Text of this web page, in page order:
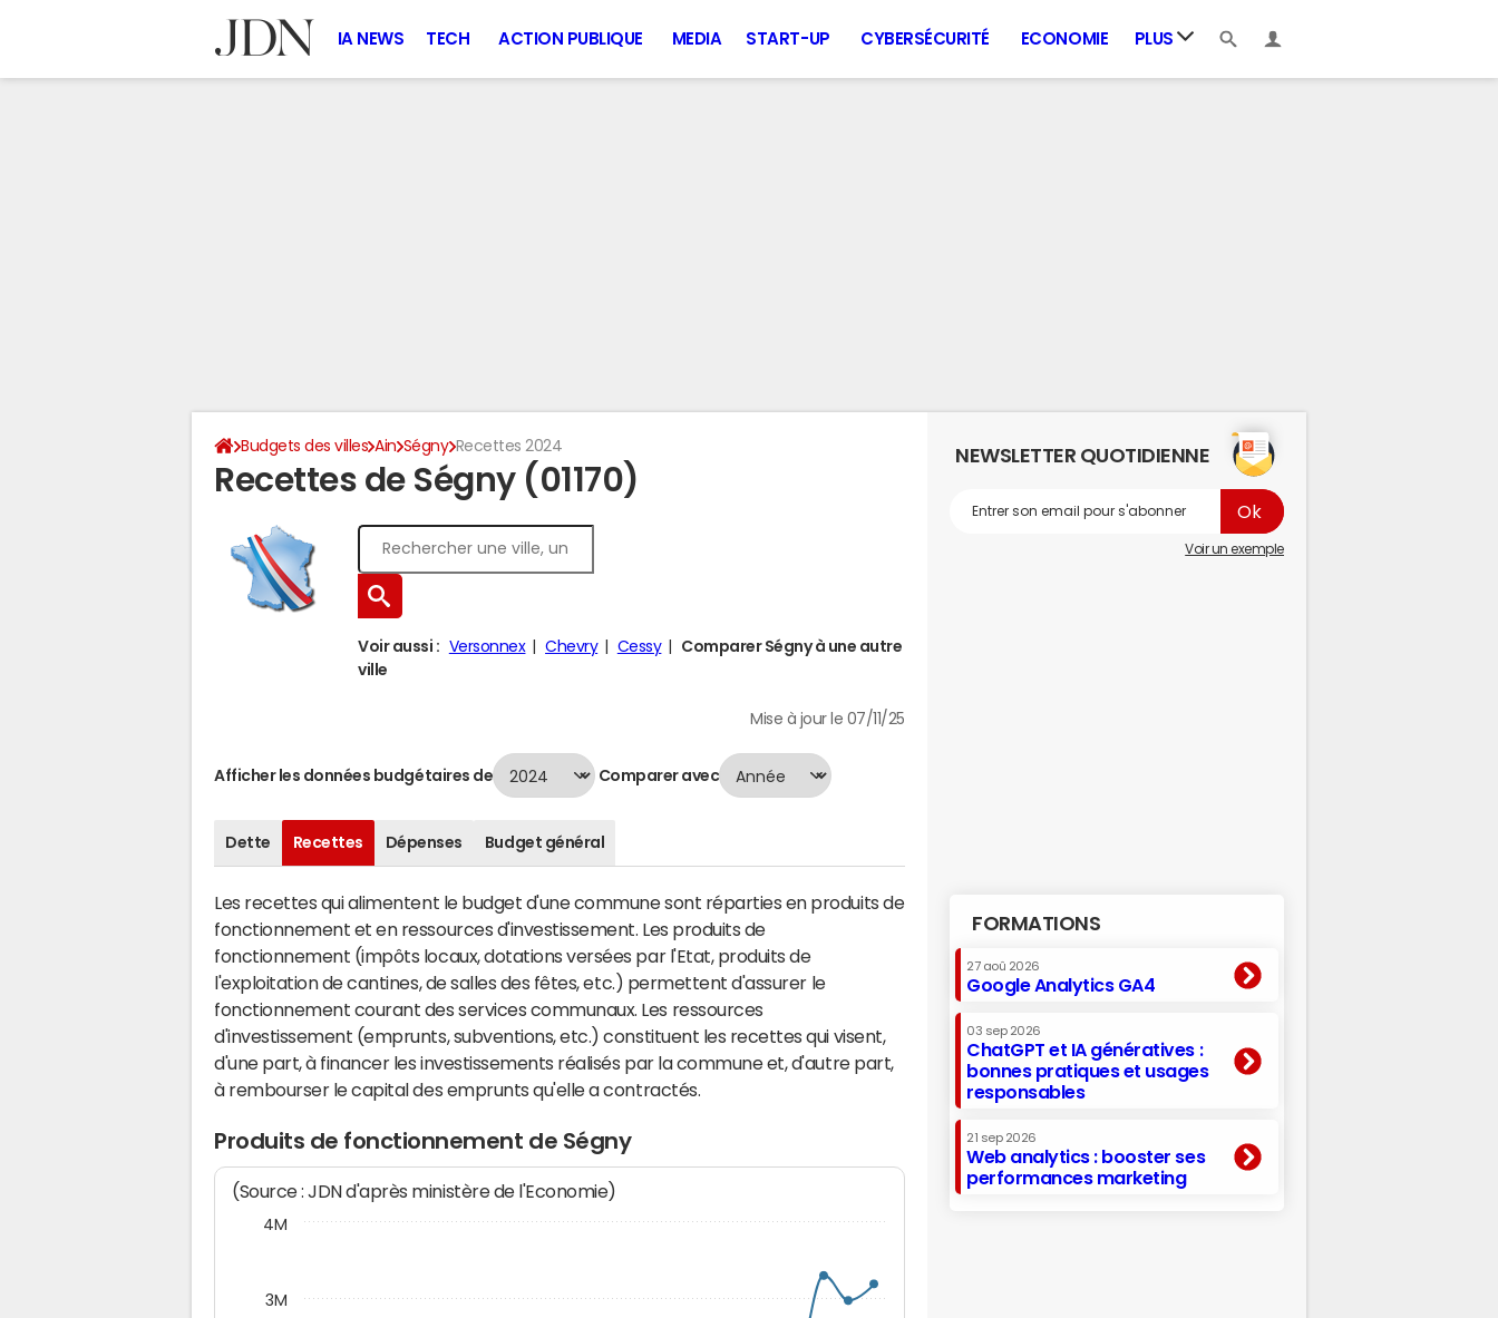
IA NEWS TECH ACTION PUBLIQUE MEDIA START-UP CYBERSÉCURITÉ ECONOMIE PLUS
Budgets des villes Ain Ségny Recettes 2024
Recettes de Ségny (01170)
Voir aussi : Versonnex Chevry Cessy
Comparer Ségny à une autre
ville
Mise à jour le 07/11/25
Afficher les données budgétaires de Comparer avec
Dette Recettes Dépenses Budget général
Les recettes qui alimentent le budget d'une commune sont réparties en produits de
fonctionnement et en ressources d'investissement. Les produits de
fonctionnement (impôts locaux, dotations versées par l'Etat, produits de
l'exploitation de cantines, de salles des fêtes, etc.) permettent d'assurer le
fonctionnement courant des services communaux. Les ressources
d'investissement (emprunts, subventions, etc.) constituent les recettes qui visent,
d'une part, à financer les investissements réalisés par la commune et, d'autre part,
à rembourser le capital des emprunts qu'elle a contractés.
Produits de fonctionnement de Ségny
(Source : JDN d'après ministère de l'Economie)
3M
4M
NEWSLETTER QUOTIDIENNE
Voir un exemple
FORMATIONS
27 aoû 2026
Google Analytics GA4
03 sep 2026
ChatGPT et IA génératives :
bonnes pratiques et usages
responsables
21 sep 2026
Web analytics : booster ses
performances marketing